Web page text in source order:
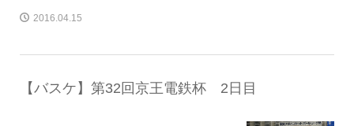
2016.04.15
【バスケ】第32回京王電鉄杯 2日目